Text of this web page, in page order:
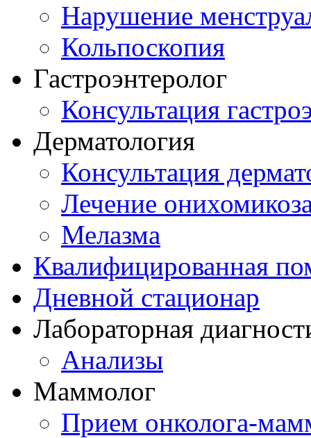
Нарушение
Кольпоскопия
Гастроэнтеролог
Консультация
Дерматология
Консультация
Лечение
Мелазма
Квалифицированная
Дневной стационар
Лабораторная
Анализы
Маммолог
Прием онколога-